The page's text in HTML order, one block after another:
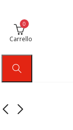
0
Carrello